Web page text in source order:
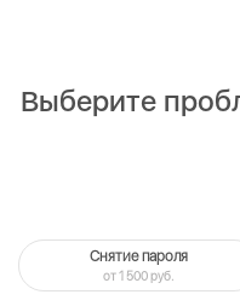
Выберите
Снятие пароля
от 1 500 руб.